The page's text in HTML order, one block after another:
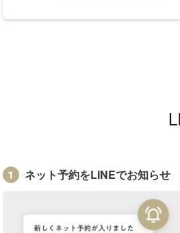
ネット予約をLINEでお知らせ